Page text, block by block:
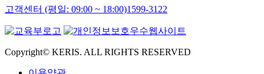
고객센터 (평일: 09:00 ~ 18:00)1599-3122
Copyright© KERIS. ALL RIGHTS RESERVED